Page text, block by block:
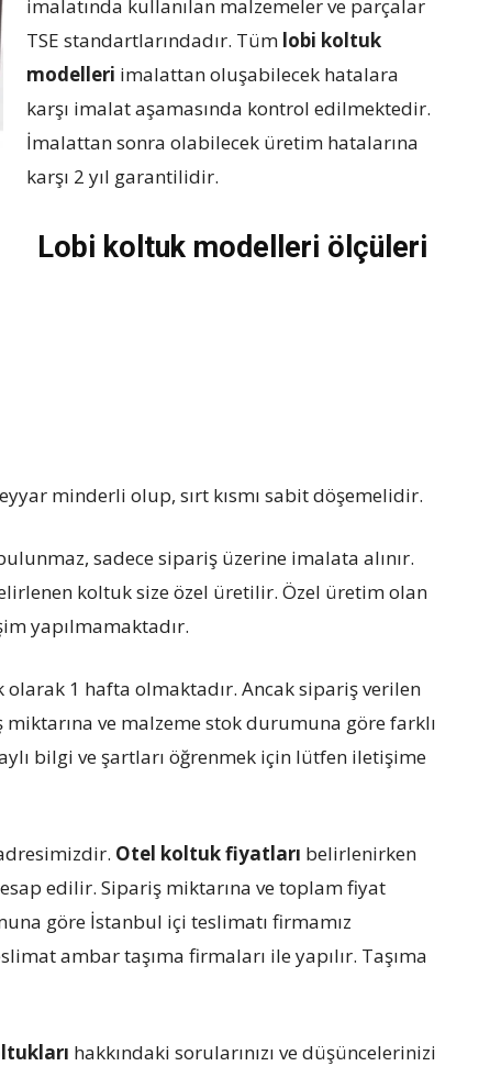
imalatında kullanılan malzemeler ve parçalar
TSE standartlarındadır. Tüm lobi koltuk
modelleri imalattan oluşabilecek hatalara
karşı imalat aşamasında kontrol edilmektedir.
İmalattan sonra olabilecek üretim hatalarına
karşı 2 yıl garantilidir.
Lobi koltuk modelleri ölçüleri
minderli olup, sırt kısmı sabit döşemelidir.
sadece sipariş üzerine imalata alınır.
koltuk size özel üretilir. Özel üretim olan
yapılmamaktadır.
olarak 1 hafta olmaktadır. Ancak sipariş verilen
ve malzeme stok durumuna göre farklı
bilgi ve şartları öğrenmek için lütfen iletişime
Otel koltuk fiyatları belirlenirken
edilir. Sipariş miktarına ve toplam fiyat
göre İstanbul içi teslimatı firmamız
ambar taşıma firmaları ile yapılır. Taşıma
hakkındaki sorularınızı ve düşüncelerinizi